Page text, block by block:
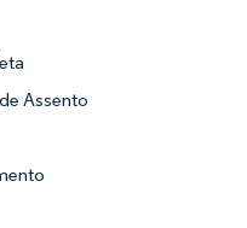
Assento